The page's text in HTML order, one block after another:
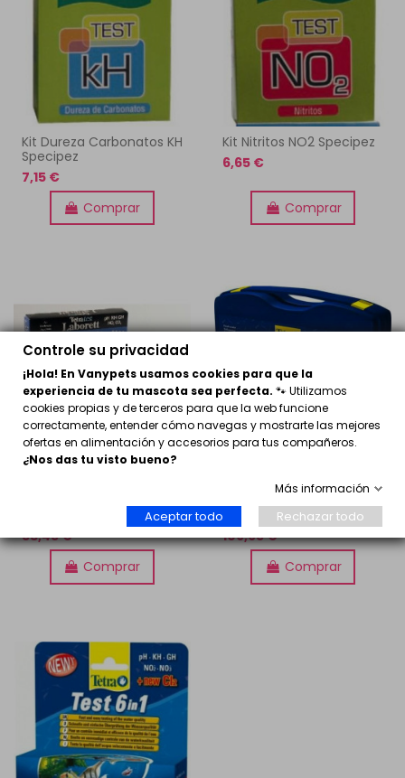
Kit Dureza Carbonatos KH
Specipez
7,15 €
Comprar
Kit Nitritos NO2 Specipez
6,65 €
Comprar
53,45 €
Comprar
Water Test Plus
109,95 €
Comprar
Controle su privacidad
¡Hola! En Vanypets usamos cookies para que la
experiencia de tu mascota sea perfecta. 🐾 Utilizamos
cookies propias y de terceros para que la web funcione
correctamente, entender cómo navegas y mostrarte las mejores
ofertas en alimentación y accesorios para tus compañeros.
¿Nos das tu visto bueno?
Más información
Aceptar todo Rechazar todo